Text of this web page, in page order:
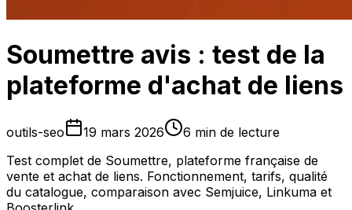
Soumettre avis : test de la
plateforme d'achat de liens
outils-seo 19 mars 2026
6 min de lecture
Test complet de Soumettre, plateforme française de
vente et achat de liens. Fonctionnement, tarifs, qualité
du catalogue, comparaison avec Semjuice, Linkuma et